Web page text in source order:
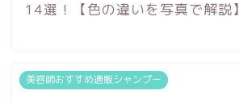
14選！【色の違いを写真で解説】
美容師おすすめ通販シャンプー